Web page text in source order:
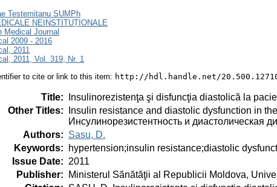
Testemitanu SUMPh
NEINSTITUȚIONALE
Medical Journal
2009 - 2016
2011
2011, Vol. 319, Nr. 1
to cite or link to this item: http://hdl.handle.net/
Title:
Insulinorezistenţa şi disfuncţia diastolică la
Other Titles:
Insulin resistance and diastolic dysfunction in
Инсулинорезистентность и диастолическая
Authors: Sasu, D.
Keywords:
hypertension;insulin resistance;diastolic
Issue Date: 2011
Publisher:
Ministerul Sănătăţii al Republicii Moldova,